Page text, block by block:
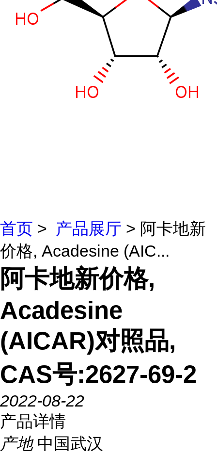
首页 > 产品展厅 > 阿卡地新
价格, Acadesine (AIC...
阿卡地新价格,
Acadesine
(AICAR)对照品,
CAS号:2627-69-2
2022-08-22
产品详情
产地 中国武汉